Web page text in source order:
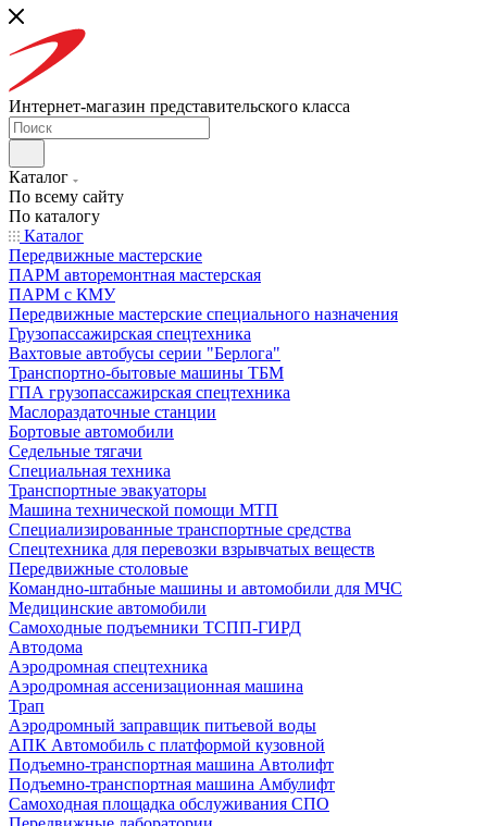
Интернет-магазин представительского класса
Каталог
По всему сайту
По каталогу
Каталог
Передвижные мастерские
ПАРМ авторемонтная мастерская
ПАРМ с КМУ
Передвижные мастерские специального назначения
Грузопассажирская спецтехника
Вахтовые автобусы серии "Берлога"
Транспортно-бытовые машины ТБМ
ГПА грузопассажирская спецтехника
Маслораздаточные станции
Бортовые автомобили
Седельные тягачи
Специальная техника
Транспортные эвакуаторы
Машина технической помощи МТП
Специализированные транспортные средства
Спецтехника для перевозки взрывчатых веществ
Передвижные столовые
Командно-штабные машины и автомобили для МЧС
Медицинские автомобили
Самоходные подъемники ТСПП-ГИРД
Автодома
Аэродромная спецтехника
Аэродромная ассенизационная машина
Трап
Аэродромный заправщик питьевой воды
АПК Автомобиль с платформой кузовной
Подъемно-транспортная машина Автолифт
Подъемно-транспортная машина Амбулифт
Самоходная площадка обслуживания СПО